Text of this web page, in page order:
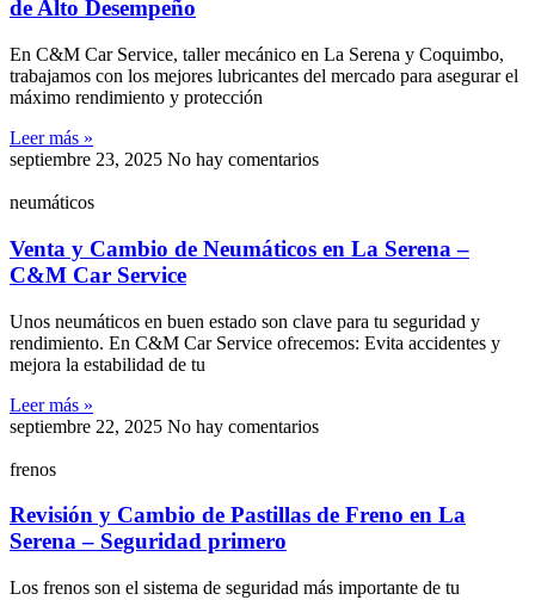
de Alto Desempeño
En C&M Car Service, taller mecánico en La Serena y Coquimbo,
trabajamos con los mejores lubricantes del mercado para asegurar el
máximo rendimiento y protección
Leer más »
septiembre 23, 2025 No hay comentarios
neumáticos
Venta y Cambio de Neumáticos en La Serena –
C&M Car Service
Unos neumáticos en buen estado son clave para tu seguridad y
rendimiento. En C&M Car Service ofrecemos: Evita accidentes y
mejora la estabilidad de tu
Leer más »
septiembre 22, 2025 No hay comentarios
frenos
Revisión y Cambio de Pastillas de Freno en La
Serena – Seguridad primero
Los frenos son el sistema de seguridad más importante de tu